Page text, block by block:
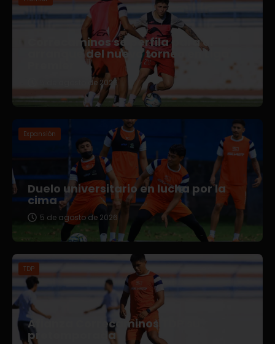
Correcaminos se perfila para el
arranque del nuevo torneo en Liga
5 de agosto de 2026
Expansión
Duelo universitario en lucha por la
cima
5 de agosto de 2026
TDP
Afianza Correcaminos TDP su
pretemporada